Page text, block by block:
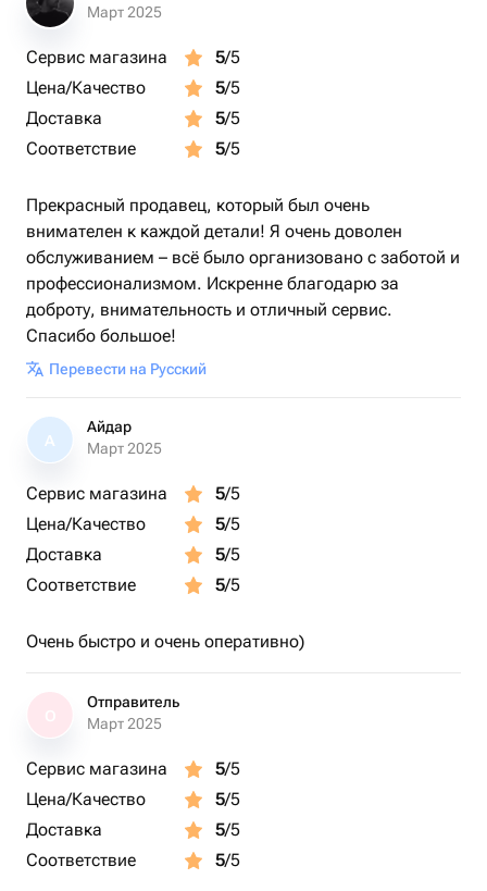
Буду рада помочь вам, дизайнер Мария ❤️
Март 2025
Сервис магазина 5/5
Цена/Качество
5/5
Доставка
5/5
Соответствие
5/5
Прекрасный продавец, который был очень
внимателен к каждой детали! Я очень доволен
обслуживанием – всё было организовано с заботой и
профессионализмом. Искренне благодарю за
доброту, внимательность и отличный сервис.
Спасибо большое!
Перевести на Русский
А
Айдар
Март 2025
Сервис магазина 5/5
Цена/Качество
5/5
Доставка
5/5
Соответствие
5/5
Очень быстро и очень оперативно)
Отправитель
Март 2025
Сервис магазина 5/5
Цена/Качество
5/5
Доставка
5/5
Соответствие
5/5